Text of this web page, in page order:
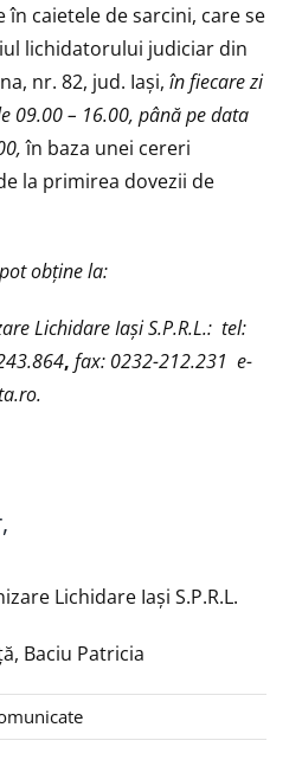
caietele de sarcini, care se
lichidatorului judiciar din
nr. 82, jud. Iaşi, în fiecare zi
09.00 – 16.00, până pe data
în baza unei cereri
la primirea dovezii de
obţine la:
Lichidare Iaşi S.P.R.L.: tel:
, fax: 0232-212.231 e-
.
Lichidare Iaşi S.P.R.L.
Baciu Patricia